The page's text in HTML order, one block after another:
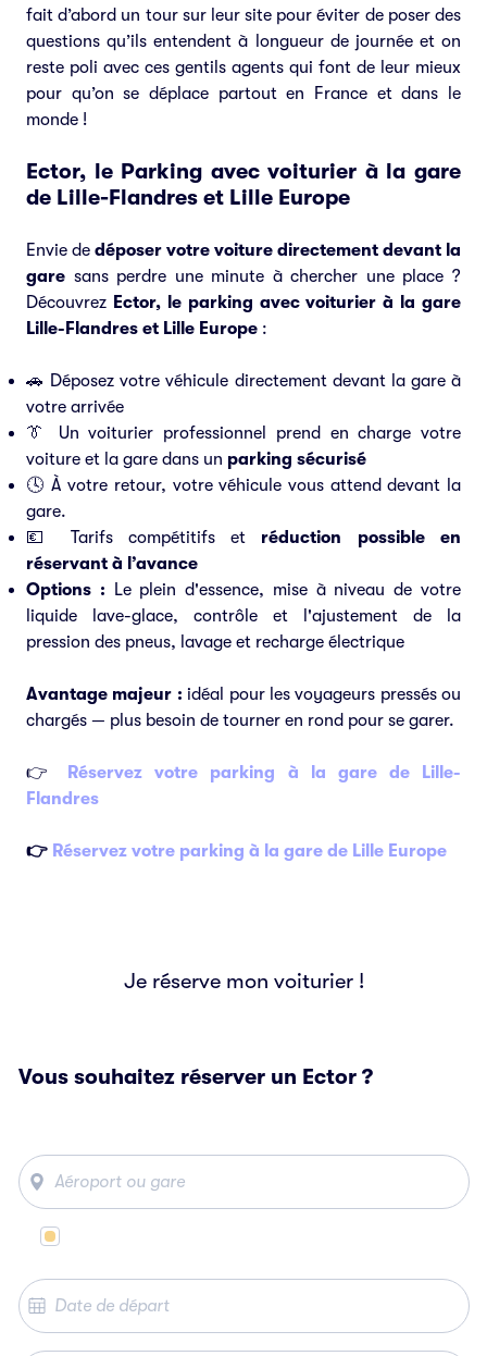
fait d’abord un tour sur leur site pour éviter de poser des
questions qu’ils entendent à longueur de journée et on
reste poli avec ces gentils agents qui font de leur mieux
pour qu’on se déplace partout en France et dans le
monde !
Ector, le Parking avec voiturier à la gare
de Lille-Flandres et Lille Europe
Envie de déposer votre voiture directement devant la
gare sans perdre une minute à chercher une place ?
Découvrez Ector, le parking avec voiturier à la gare
Lille-Flandres et Lille Europe :
🚗 Déposez votre véhicule directement devant la gare à
votre arrivée
👔 Un voiturier professionnel prend en charge votre
voiture et la gare dans un parking sécurisé
🕓 À votre retour, votre véhicule vous attend devant la
gare.
💶 Tarifs compétitifs et réduction possible en
réservant à l’avance
Options : Le plein d'essence, mise à niveau de votre
liquide lave-glace, contrôle et l'ajustement de la
pression des pneus, lavage et recharge électrique
Avantage majeur : idéal pour les voyageurs pressés ou
chargés — plus besoin de tourner en rond pour se garer.
👉
Réservez votre parking à la gare de Lille-
Flandres
👉 Réservez votre parking à la gare de Lille Europe
Je réserve mon voiturier !
Vous souhaitez réserver un Ector ?